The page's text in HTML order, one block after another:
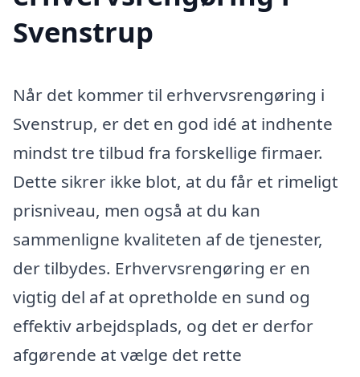
Svenstrup
Når det kommer til erhvervsrengøring i
Svenstrup, er det en god idé at indhente
mindst tre tilbud fra forskellige firmaer.
Dette sikrer ikke blot, at du får et rimeligt
prisniveau, men også at du kan
sammenligne kvaliteten af de tjenester,
der tilbydes. Erhvervsrengøring er en
vigtig del af at opretholde en sund og
effektiv arbejdsplads, og det er derfor
afgørende at vælge det rette